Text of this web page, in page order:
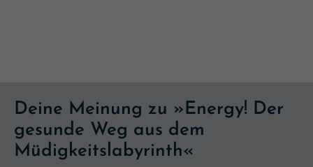
Deine Meinung zu »Energy! Der
gesunde Weg aus dem
Müdigkeitslabyrinth«